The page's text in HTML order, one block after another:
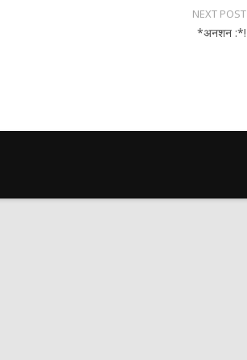
NEXT POST
*अनशन :*!